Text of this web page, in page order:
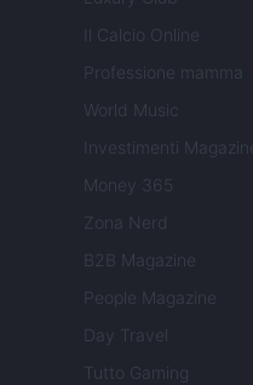
Il Calcio Online
Professione mamma
World Music
Investimenti Magazine
Money 365
Zona Nerd
B2B Magazine
People Magazine
Day Travel
Tutto Gaming